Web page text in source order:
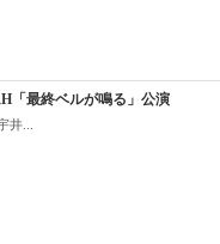
「最終ベルが鳴る」公演
井...